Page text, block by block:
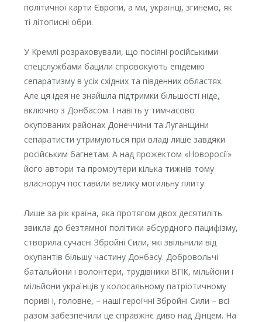
політичної карти Європи, а ми, українці, згинемо, як
ті літописні обри.
У Кремлі розраховували, що посіяні російськими
спецслужбами бацили спровокують епідемію
сепаратизму в усіх східних та південних областях.
Але ця ідея не знайшла підтримки більшості ніде,
включно з Донбасом. І навіть у тимчасово
окупованих районах Донеччини та Луганщини
сепаратисти утримуються при владі лише завдяки
російським багнетам. А над прожектом «Новоросії»
його автори та промоутери кілька тижнів тому
власноруч поставили велику могильну плиту.
Лише за рік країна, яка протягом двох десятиліть
звикла до безтямної політики абсурдного пацифізму,
створила сучасні Збройні Сили, які звільнили від
окупантів більшу частину Донбасу. Добровольчі
батальйони і волонтери, трудівники ВПК, мільйони і
мільйони українців у колосальному патріотичному
пориві і, головне, – наші героїчні Збройні Сили – всі
разом забезпечили це справжнє диво над Дінцем. На